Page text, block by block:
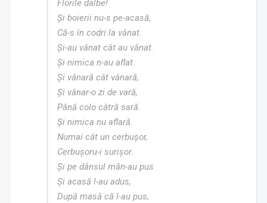
Florile dalbe!
Și boierii nu-s pe-acasă,
Că-s în codri la vânat.
Și-au vânat cât au vânat.
Și nimica n-au aflat.
Și vânară cât vânară,
Și vânar-o zi de vară,
Până colo câtră sară.
Și nimica nu aflară.
Numai cât un cerbușor,
Cerbușoru-i surișor.
Și pe dânsul mân-au pus
Și acasă l-au adus,
După masă că l-au pus,